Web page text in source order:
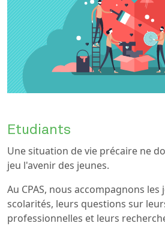
Etudiants
Une situation de vie précaire ne
jeu l'avenir des jeunes.
Au CPAS, nous accompagnons
scolarités, leurs questions sur
professionnelles et leurs